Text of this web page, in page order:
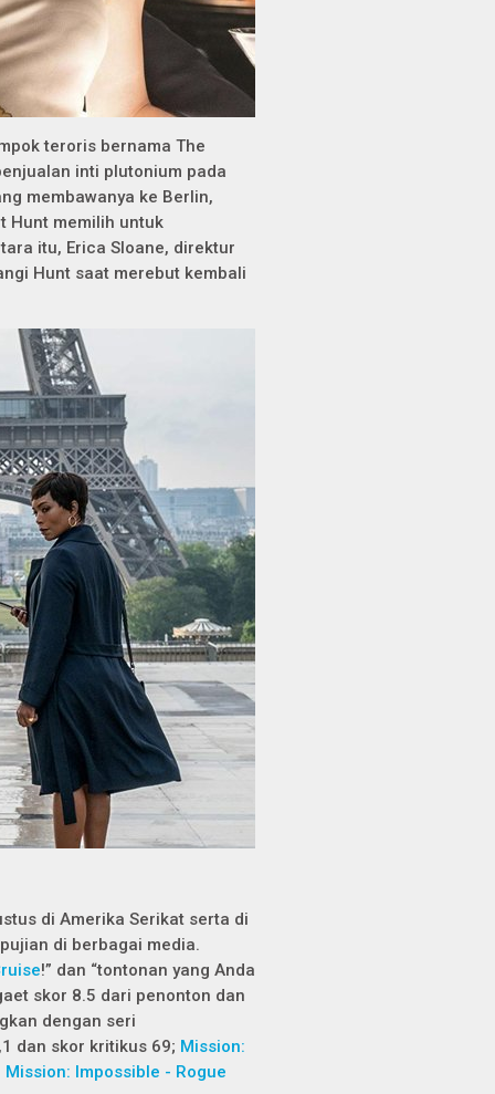
teroris bernama The
inti plutonium pada
membawanya ke Berlin,
Hunt memilih untuk
itu, Erica Sloane, direktur
Hunt saat merebut kembali
di Amerika Serikat serta di
di berbagai media.
!” dan “tontonan yang Anda
skor 8.5 dari penonton dan
dengan seri
dan skor kritikus 69; Mission:
Mission: Impossible - Rogue